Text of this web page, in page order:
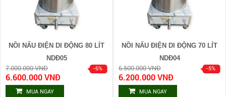
NỒI NẤU ĐIỆN DI ĐỘNG 80 LÍT
NDĐ05
7.000.000 VNĐ
6.600.000 VNĐ
MUA NGAY
NỒI NẤU ĐIỆN DI ĐỘNG 70 LÍT
NDĐ04
6.500.000 VNĐ
6.200.000 VNĐ
MUA NGAY